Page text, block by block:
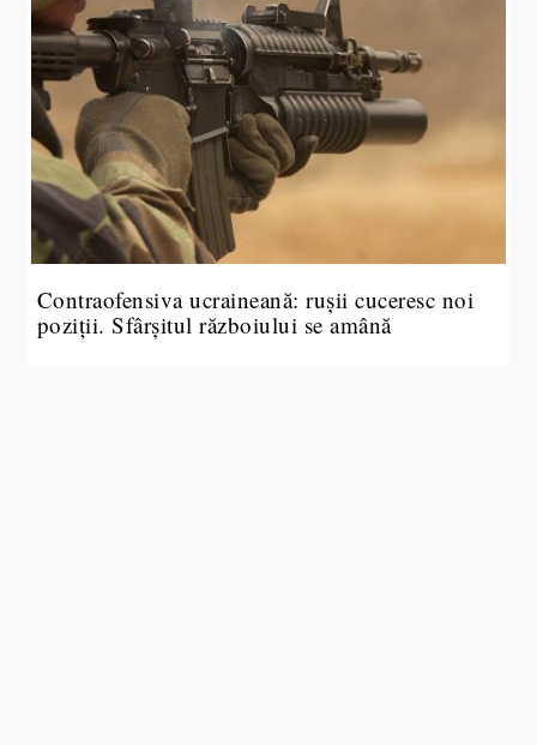
Contraofensiva ucraineană: rușii cuceresc noi
poziții. Sfârșitul războiului se amână